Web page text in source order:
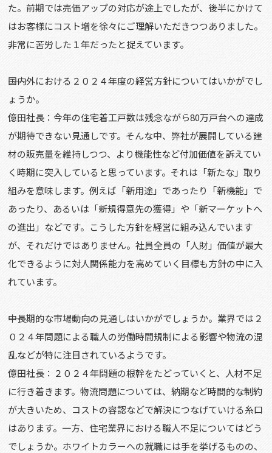
た。前期では売価アップの対応が途上でしたが、後半にかけて
はお客様にコスト増を徐々にご理解いただきつつありました。
非常に苦労した１年だったと捉えています。
――国内外における２０２４年度の経営方針についてはいかがでし
ょうか。
億田社長：今年の住宅着工戸数は残念ながら80万戸台への達成
が期待できない見通しです。そんな中、弊社が展開している建
材の販売量を維持しつつ、より機能性など付加価値を訴えてい
く時期に突入していると思っています。それは「新たな」取り
組みを意味します。例えば「新用途」であったり「新機能」で
あったり、あるいは「新規得意先の獲得」や「新マーケットへ
の進出」などです。こうした方針を経営に組み込んでいます
が、それだけではありません。社員全員の「人財」価値が最大
化できるように対人関係能力を高めていく目標も方針の中に入
れています。
――中長期的な市場動向の見通しはいかがでしょうか。業界では２
０２４年問題による職人の労働時間規制による影響や物流の混
乱などが特に注目されているようです。
億田社長：２０２４年問題の根幹をたどっていくと、人材不足
に行き着きます。物流問題については、納期など時間的な制約
が大きいため、コストの容認などで解決につなげていける糸口
はあります。一方、住宅業界における職人不足についてはどう
でしょうか。ホワイトカラーへの就職には手を挙げるものの、